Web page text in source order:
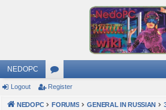
NEDOPC
or
u
Logout Register
NEDOPC FORUMS GENERAL IN RUSSIAN